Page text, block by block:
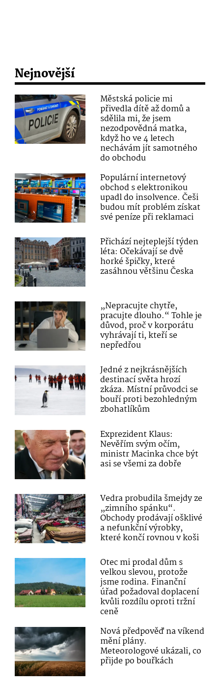
Nejnovější
Městská policie mi
přivedla dítě až domů a
sdělila mi, že jsem
nezodpovědná matka,
když ho ve 4 letech
nechávám jít samotného
do obchodu
Populární internetový
obchod s elektronikou
upadl do insolvence. Češi
budou mít problém získat
své peníze při reklamaci
Přichází nejteplejší týden
léta: Očekávají se dvě
horké špičky, které
zasáhnou většinu Česka
„Nepracujte chytře,
pracujte dlouho.“ Tohle je
důvod, proč v korporátu
vyhrávají ti, kteří se
nepředřou
Jedné z nejkrásnějších
destinací světa hrozí
zkáza. Místní průvodci se
bouří proti bezohledným
zbohatlíkům
Exprezident Klaus:
Nevěřím svým očím,
ministr Macinka chce být
asi se všemi za dobře
Vedra probudila šmejdy ze
„zimního spánku“.
Obchody prodávají ošklivé
a nefunkční výrobky,
které končí rovnou v koši
Otec mi prodal dům s
velkou slevou, protože
jsme rodina. Finanční
úřad požadoval doplacení
kvůli rozdílu oproti tržní
ceně
Nová předpověď na víkend
mění plány.
Meteorologové ukázali, co
přijde po bouřkách